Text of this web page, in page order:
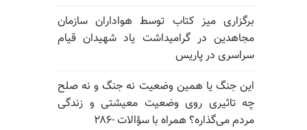
برگزاری میز کتاب توسط هواداران سازمان
مجاهدین در گرامیداشت یاد شهیدان قیام
سراسری در پاریس
این جنگ یا همین وضعیت نه جنگ و نه صلح
چه تاثیری روی وضعیت معیشتی و زندگی
مردم می‌گذاره؟ همراه با سؤالات -۲۸۶